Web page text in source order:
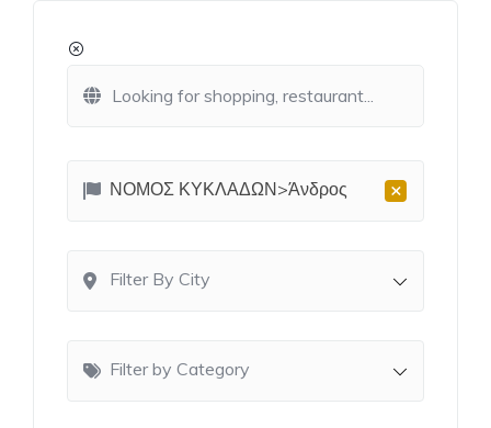
×
ΝΟΜΟΣ ΚΥΚΛΑΔΩΝ>Άνδρος
Filter By City
Filter by Category